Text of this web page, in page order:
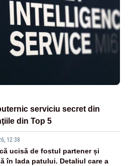
serviciu secret din
din Top 5
12:38
ucisă de fostul partener și
în lada patului. Detaliul care a